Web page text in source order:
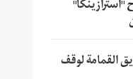
القمامة لوقف